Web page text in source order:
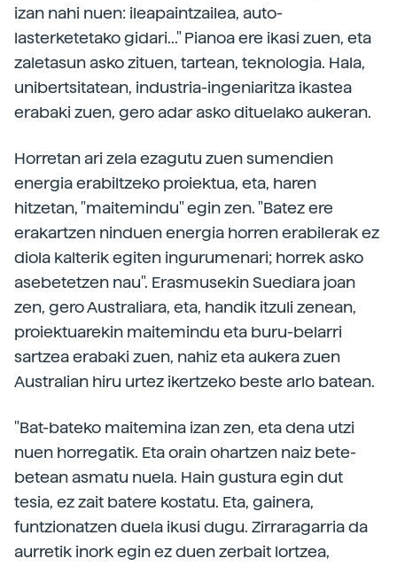
izan nahi nuen: ileapaintzailea, auto-
lasterketetako gidari..." Pianoa ere ikasi zuen, eta
zaletasun asko zituen, tartean, teknologia. Hala,
unibertsitatean, industria-ingeniaritza ikastea
erabaki zuen, gero adar asko dituelako aukeran.
Horretan ari zela ezagutu zuen sumendien
energia erabiltzeko proiektua, eta, haren
hitzetan, "maitemindu" egin zen. "Batez ere
erakartzen ninduen energia horren erabilerak ez
diola kalterik egiten ingurumenari; horrek asko
asebetetzen nau". Erasmusekin Suediara joan
zen, gero Australiara, eta, handik itzuli zenean,
proiektuarekin maitemindu eta buru-belarri
sartzea erabaki zuen, nahiz eta aukera zuen
Australian hiru urtez ikertzeko beste arlo batean.
"Bat-bateko maitemina izan zen, eta dena utzi
nuen horregatik. Eta orain ohartzen naiz bete-
betean asmatu nuela. Hain gustura egin dut
tesia, ez zait batere kostatu. Eta, gainera,
funtzionatzen duela ikusi dugu. Zirraragarria da
aurretik inork egin ez duen zerbait lortzea,